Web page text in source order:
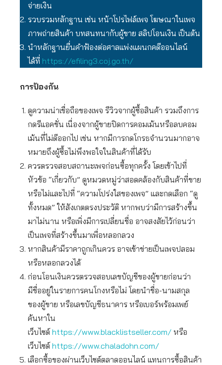
จ่ายเงิน
รวบรวมหลักฐาน เช่น หน้าโปรไฟล์เพจ โฆษณาในเพจ
ภาพถ่ายสินค้า บทสนทนากับผู้ขาย สลิปโอนเงิน เป็นต้น
นำหลักฐานยื่นคำฟ้องต่อศาลแพ่งแผนกคดีออนไลน์
ได้ที่ https://efiling3.coj.go.th/
การป้องกัน
ดูความน่าเชื่อถือของเพจ รีวิวจากผู้ซื้อสินค้า รวมถึงการ
กดรีแอคชั่น เนื่องจากผู้ขายปิดการคอมเม้นหรือลบคอม
เม้นที่ไม่ดีออกไป เช่น หากมีการกดโกรธจำนวนมากอาจ
หมายถึงผู้ซื้อไม่พึงพอใจในสินค้าที่ได้รับ
ควรตรวจสอบสถานะเพจก่อนซื้อทุกครั้ง โดยเข้าไปที่
หัวข้อ “เกี่ยวกับ” ดูหมวดหมู่ว่าสอดคล้องกับสินค้าที่ขาย
หรือไม่และไปที่ “ความโปร่งใสของเพจ” และกดเลือก “ดู
ทั้งหมด” ให้สังเกตตรงประวัติ หากพบว่ามีการสร้างขึ้น
มาไม่นาน หรือเพิ่งมีการเปลี่ยนชื่อ อาจสงสัยไว้ก่อนว่า
เป็นเพจที่สร้างขึ้นมาเพื่อหลอกลวง
หากสินค้ามีราคาถูกเกินควร อาจเข้าข่ายเป็นเพจปลอม
หรือหลอกลวงได้
ก่อนโอนเงินควรตรวจสอบเลขบัญชีของผู้ขายก่อนว่า
มีชื่ออยู่ในรายการคนโกงหรือไม่ โดยนำชื่อ-นามสกุล
ของผู้ขาย หรือเลขบัญชีธนาคาร หรือเบอร์พร้อมเพย์
ค้นหาใน
เว็บไซต์ https://www.blacklistseller.com/ หรือ
เว็บไซต์ https://www.chaladohn.com/
เลือกซื้อของผ่านเว็บไซต์ตลาดออนไลน์ แทนการซื้อสินค้า